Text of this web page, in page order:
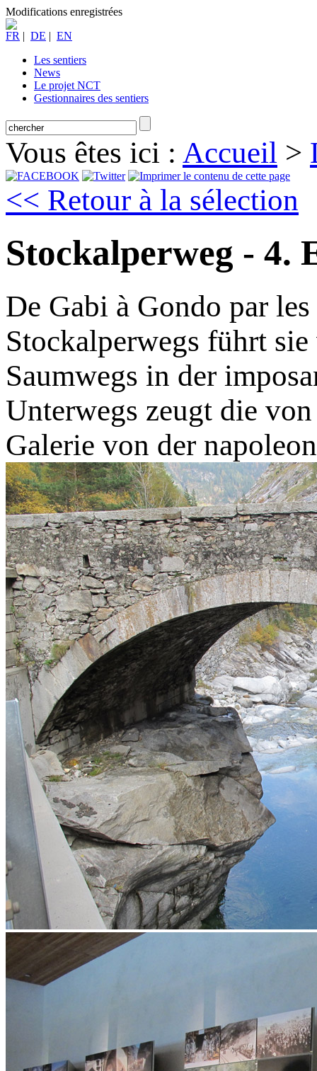
Modifications enregistrées
FR | DE | EN
Les sentiers
News
Le projet NCT
Gestionnaires des sentiers
Vous êtes ici : Accueil >
<< Retour à la sélection
Stockalperweg - 4.
De Gabi à Gondo par
Stockalperwegs führt
Saumwegs in der
Unterwegs zeugt die
Galerie von der